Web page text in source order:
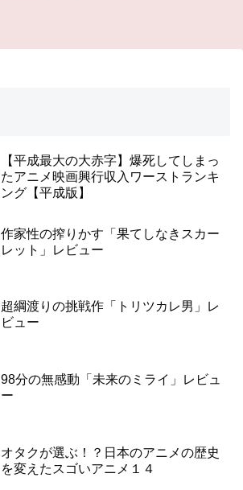
【平成最大の大赤字】爆死してしまっ
たアニメ映画興行収入ワーストランキ
ング【平成版】
作家性の搾りかす「果てしなきスカー
レット」レビュー
超綱渡りの挑戦作「トリツカレ男」レ
ビュー
98分の無感動「未来のミライ」レビュ
ー
オタクが選ぶ！？日本のアニメの歴史
を変えたスゴいアニメ１４